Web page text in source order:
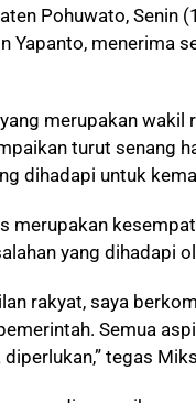
Pohuwato, Senin
Yapanto, menerima
merupakan
turut senang
dihadapi untuk
merupakan
yang dihadapi
rakyat, saya
Semua
tegas